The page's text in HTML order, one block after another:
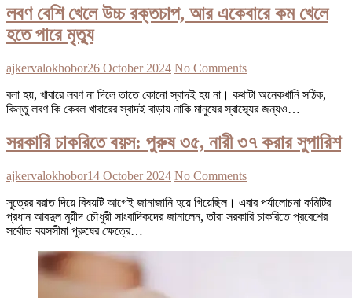
লবণ বেশি খেলে উচ্চ রক্তচাপ, আর একেবারে কম খেলে
হতে পারে মৃত্যু
ajkervalokhobor26 October 2024 No Comments
বলা হয়, খাবারে লবণ না দিলে তাতে কোনো স্বাদই হয় না। কথাটা অনেকখানি সঠিক,
কিন্তু লবণ কি কেবল খাবারের স্বাদই বাড়ায় নাকি মানুষের স্বাস্থ্যের জন্যও…
সরকারি চাকরিতে বয়স: পুরুষ ৩৫, নারী ৩৭ করার সুপারিশ
ajkervalokhobor14 October 2024 No Comments
সূত্রের বরাত দিয়ে বিষয়টি আগেই জানাজানি হয়ে গিয়েছিল। এবার পর্যালোচনা কমিটির
প্রধান আবদুল মুয়ীদ চৌধুরী সাংবাদিকদের জানালেন, তাঁরা সরকারি চাকরিতে প্রবেশের
সর্বোচ্চ বয়সসীমা পুরুষের ক্ষেত্রে…